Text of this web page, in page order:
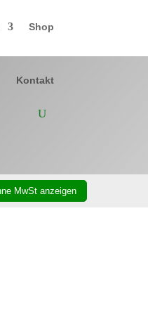
Shop
Kontakt